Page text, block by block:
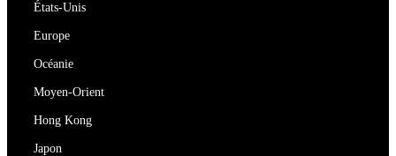
États-Unis
Europe
Océanie
Moyen-Orient
Hong Kong
Japon